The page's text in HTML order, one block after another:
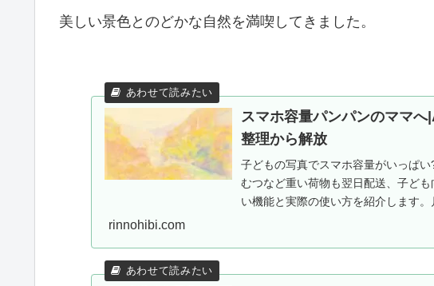
美しい景色とのどかな自然を満喫してきました。
スマホ容量パンパンのママ
整理から解放
子どもの写真でスマホ容量がいっぱ
むつなど重い荷物も翌日配送、子ど
い機能と実際の使い方を紹介します
rinnohibi.com